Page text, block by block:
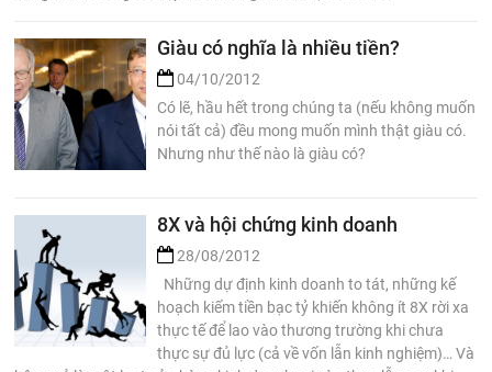
Giàu có nghĩa là nhiều tiền?
04/10/2012
Có lẽ, hầu hết trong chúng ta (nếu không muốn
nói tất cả) đều mong muốn mình thật giàu có.
Nhưng như thế nào là giàu có?
8X và hội chứng kinh doanh
28/08/2012
Những dự định kinh doanh to tát, những kế
hoạch kiếm tiền bạc tỷ khiến không ít 8X rời xa
thực tế để lao vào thương trường khi chưa
thực sự đủ lực (cả về vốn lẫn kinh nghiệm)… Và